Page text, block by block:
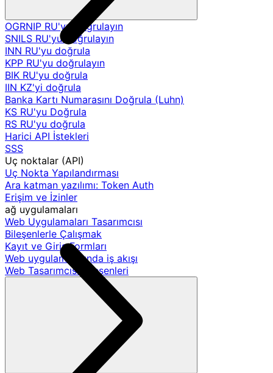
OGRNIP RU'yu doğrulayın
SNILS RU'yu doğrulayın
INN RU'yu doğrula
KPP RU'yu doğrulayın
BIK RU'yu doğrula
IIN KZ'yi doğrula
Banka Kartı Numarasını Doğrula (Luhn)
KS RU'yu Doğrula
RS RU'yu doğrula
Harici API İstekleri
SSS
Uç noktalar (API)
Uç Nokta Yapılandırması
Ara katman yazılımı: Token Auth
Erişim ve İzinler
ağ uygulamaları
Web Uygulamaları Tasarımcısı
Bileşenlerle Çalışmak
Kayıt ve Giriş Formları
Web uygulamalarında iş akışı
Web Tasarımcısı Bileşenleri